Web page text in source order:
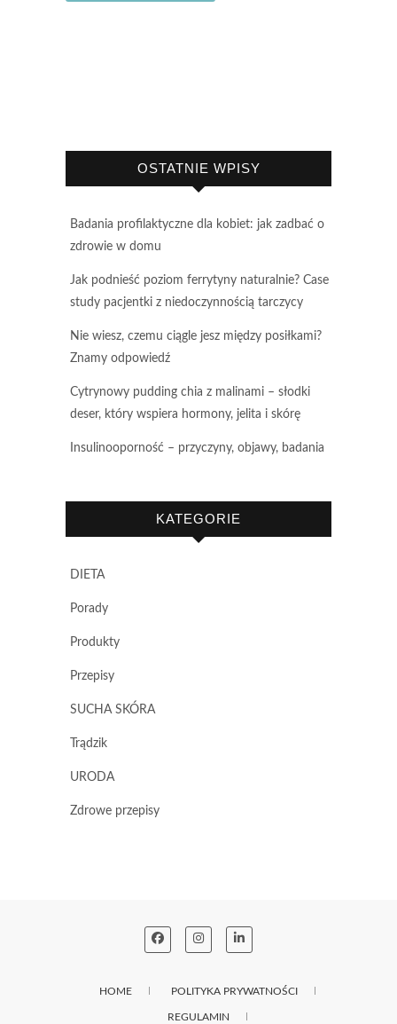
OSTATNIE WPISY
Badania profilaktyczne dla kobiet: jak zadbać o
zdrowie w domu
Jak podnieść poziom ferrytyny naturalnie? Case
study pacjentki z niedoczynnością tarczycy
Nie wiesz, czemu ciągle jesz między posiłkami?
Znamy odpowiedź
Cytrynowy pudding chia z malinami – słodki
deser, który wspiera hormony, jelita i skórę
Insulinooporność – przyczyny, objawy, badania
KATEGORIE
DIETA
Porady
Produkty
Przepisy
SUCHA SKÓRA
Trądzik
URODA
Zdrowe przepisy
HOME POLITYKA PRYWATNOŚCI
REGULAMIN